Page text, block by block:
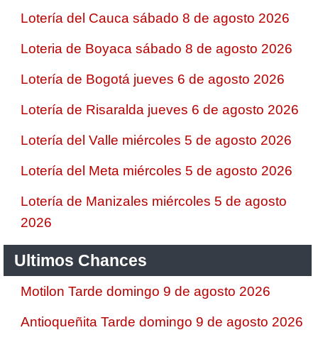
Lotería del Cauca sábado 8 de agosto 2026
Loteria de Boyaca sábado 8 de agosto 2026
Lotería de Bogotá jueves 6 de agosto 2026
Lotería de Risaralda jueves 6 de agosto 2026
Lotería del Valle miércoles 5 de agosto 2026
Lotería del Meta miércoles 5 de agosto 2026
Lotería de Manizales miércoles 5 de agosto
2026
Ultimos Chances
Motilon Tarde domingo 9 de agosto 2026
Antioqueñita Tarde domingo 9 de agosto 2026